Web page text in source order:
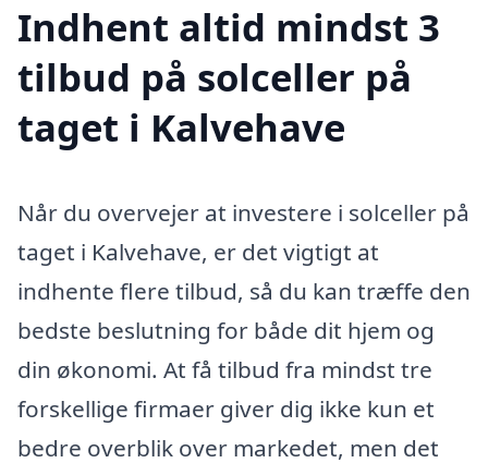
Indhent altid mindst 3
tilbud på solceller på
taget i Kalvehave
Når du overvejer at investere i solceller på
taget i Kalvehave, er det vigtigt at
indhente flere tilbud, så du kan træffe den
bedste beslutning for både dit hjem og
din økonomi. At få tilbud fra mindst tre
forskellige firmaer giver dig ikke kun et
bedre overblik over markedet, men det